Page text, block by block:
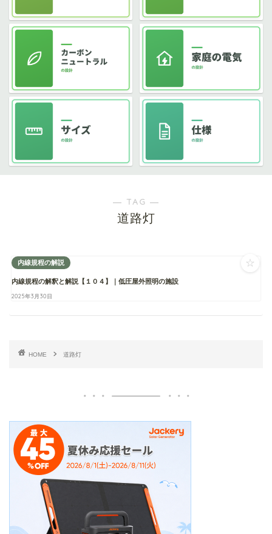
― TAG ―
道路灯
内線規程の解説
内線規程の解釈と解説【１０４】｜低圧屋外照明の施設
2025年3月30日
☆
HOME 道路灯